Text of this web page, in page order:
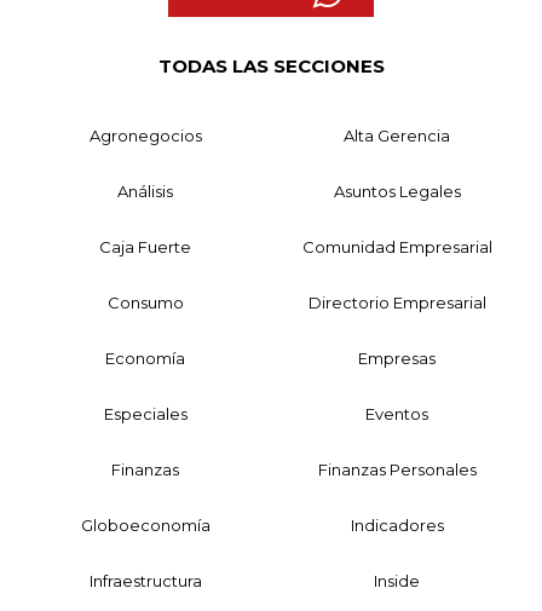
TODAS LAS SECCIONES
Agronegocios Alta Gerencia
Análisis Asuntos Legales
Caja Fuerte Comunidad Empresarial
Consumo Directorio Empresarial
Economía Empresas
Especiales Eventos
Finanzas Finanzas Personales
Globoeconomía Indicadores
Infraestructura Inside